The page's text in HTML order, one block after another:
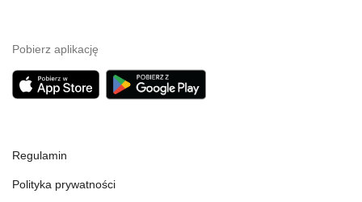
Pobierz aplikację
Regulamin
Polityka prywatności